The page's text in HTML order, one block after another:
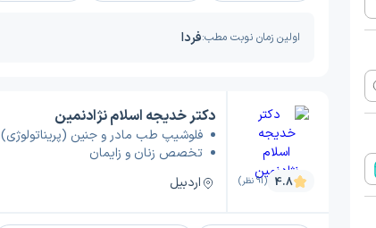
اولین زمان نوبت مطب:فردا
4.8 (91 نظر)
دکتر خدیجه اسلام نژادنمین
فلوشیپ طب مادر و جنین (پریناتولوژی)
تخصص زنان و زایمان
اردبیل